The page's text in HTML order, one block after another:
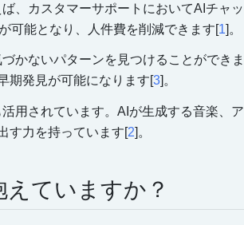
、カスタマーサポートにおいてAIチャッ
可能となり、人件費を削減できます[1]。
かないパターンを見つけることができま
期発見が可能になります[3]。
用されています。AIが生成する音楽、ア
す力を持っています[2]。
ていますか？